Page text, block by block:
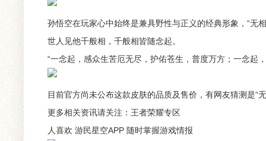
孙悟空在玩家心中始终是兼具野性与正义的经典形象，“无
世人见他千般相，千般相皆随念起。
“一念起，感众生苦厄无尽，护佑苍生，普度万方；一念
目前官方尚未公布这款皮肤的品质及售价，有网友猜测是“
更多相关资讯请关注：王者荣耀专区
人喜欢 游民星空APP 随时掌握游戏情报